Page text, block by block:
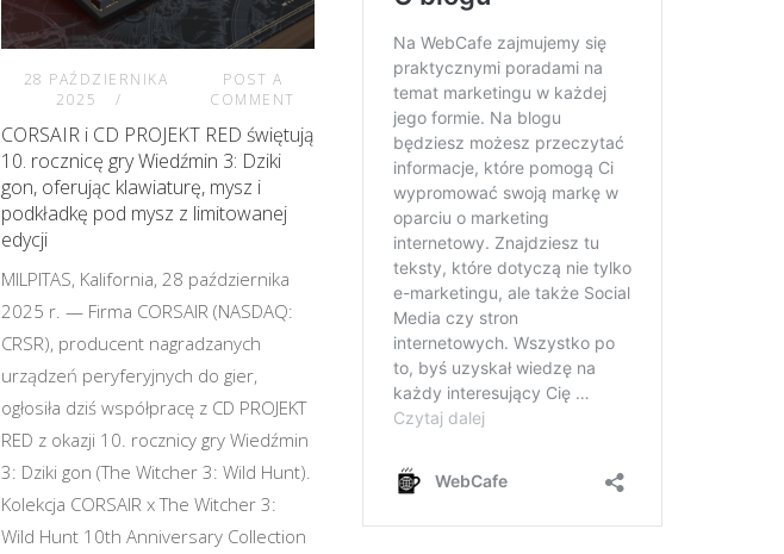
28 PAŹDZIERNIKA
2025
POST A
COMMENT
CORSAIR i CD PROJEKT RED świętują
10. rocznicę gry Wiedźmin 3: Dziki
gon, oferując klawiaturę, mysz i
podkładkę pod mysz z limitowanej
edycji
MILPITAS, Kalifornia, 28 października
2025 r. — Firma CORSAIR (NASDAQ:
CRSR), producent nagradzanych
urządzeń peryferyjnych do gier,
ogłosiła dziś współpracę z CD PROJEKT
RED z okazji 10. rocznicy gry Wiedźmin
3: Dziki gon (The Witcher 3: Wild Hunt).
Kolekcja CORSAIR x The Witcher 3:
Wild Hunt 10th Anniversary Collection